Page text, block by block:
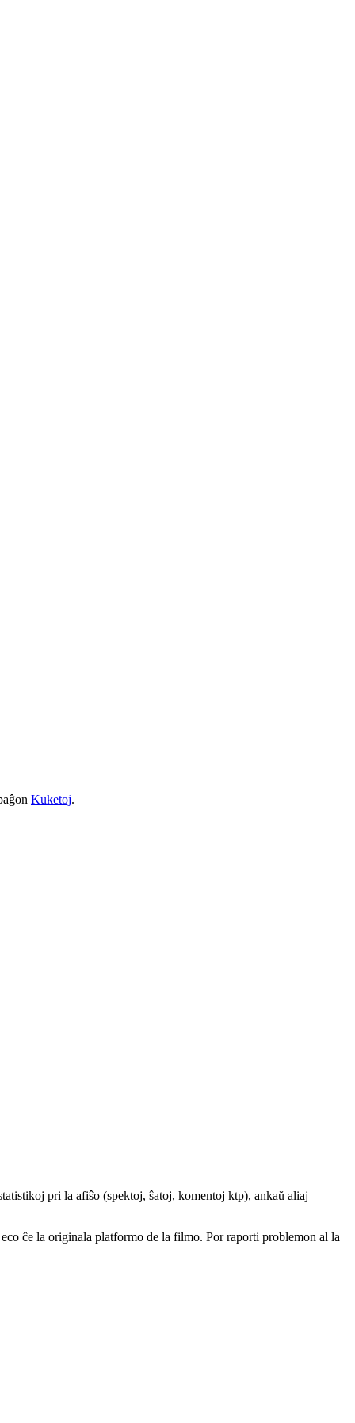
Kuketoj.
pri la afiŝo (spektoj, ŝatoj, komentoj ktp), ankaŭ aliaj
ĉe la originala platformo de la filmo. Por raporti problemon al la